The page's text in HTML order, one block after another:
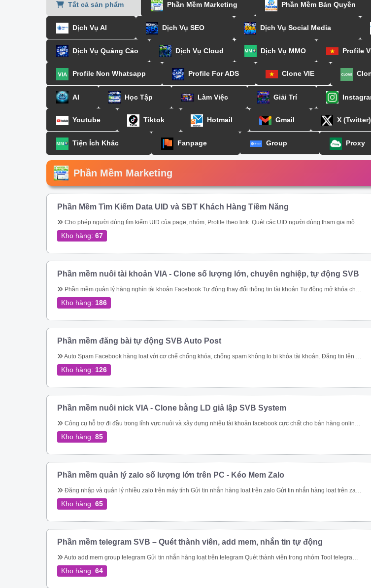
Tất cả sản phẩm Phần Mềm Marketing Phần Mềm Bản Quyền
Dịch Vụ AI Dịch Vụ SEO Dịch Vụ Social Media
Dịch Vụ Quảng Cáo Dịch Vụ Cloud Dịch Vụ MMO Profile
Profile Non Whatsapp Profile For ADS Clone VIE
AI Học Tập Làm Việc Giải Trí
Youtube Tiktok Hotmail Gmail X (Twitter)
Tiện Ích Khác Fanpage Group Proxy
Phần Mềm Marketing
Phần Mềm Tìm Kiếm Data UID và SĐT Khách Hàng Tiềm Năng
Cho phép người dùng tìm kiếm UID của page, nhóm, Profile theo link. Quét các UID người dùng tham gia một nhóm Quét ID bài viết của một nhóm Cho phép quét UID tương tác của một bài viết bất kỳ trong group Thực hiện tìm kiếm nhóm, tên nhóm, thành viên nhóm, trạng thái nhóm theo từ khóa Quét UID của người dùng đã thực hiện tương tác vào các bài viết trong group. Toàn bộ UID tương tác bài viết trên 1 page cộng đồng, page thương hiệu. Các bài viết được quét thường có lượng tương tác khủng. Ngoài đánh giá phản ứng người dùng (like/tym, giận dữ…), công cụ thu thập và phân tích comment khách hàng đưa ra đánh giá toàn diện nhất.
Kho hàng: 67
Phần mềm nuôi tài khoản VIA - Clone số lượng lớn, chuyên nghiệp, tự động SVB
Phần mềm quản lý hàng nghìn tài khoản Facebook Tự động thay đổi thông tin tài khoản Tự động mở khóa checkpoint Tự động seeding bài viết livestream, like page, follow theo uid Xây dựng và copy ảnh nội dung tài khoản đang nuôi theo 1 tài khoản mẫu
Kho hàng: 186
Phần mềm đăng bài tự động SVB Auto Post
Auto Spam Facebook hàng loạt với cơ chế chống khóa, chống spam không lo bị khóa tài khoản. Đăng tin lên group, page, cmt group tự động nhanh chóng Spam inbox theo bạn bè, theo Uid. Giải quyết triệt để bài toán spam của Facebook Tiếp cận khách hàng tiềm năng nhanh chóng Dễ dàng chăm sóc khách hàng, tiết kiệm thời gian hiệu quả Quản lí bài viết dễ dàng, thông minh Nhanh chóng đưa thông tin đến khách hàng trên nhiều kênh như group, fanpage, profile Là giải pháp marketing, quảng cáo, đăng tin bán hàng hoàn toàn tự động và chuyên nghiệp
Kho hàng: 126
Phần mềm nuôi nick VIA - Clone bằng LD giả lập SVB System
Công cụ hỗ trợ đi đầu trong lĩnh vực nuôi và xây dựng nhiêu tài khoản facebook cực chất cho bán hàng online Quản lý nuôi nick tự động 1 nick trên 1 điện thoại ảo riêng biệt Đăng bài, comment tự động lên các hội nhóm Quản lí bạn bè tự động Tự động tham gia nhóm Thiết lập tương tác nick tự động Seeding video livestream bán hàng online Tăng view, tăng mắt xem, comment, chia sẻ livestream Nhắn tin đến khách hàng tiềm năng tự động
Kho hàng: 85
Phần mềm quản lý zalo số lượng lớn trên PC - Kéo Mem Zalo
Đăng nhập và quản lý nhiều zalo trên máy tính Gửi tin nhắn hàng loạt trên zalo Gửi tin nhắn hàng loạt trên zalo theo danh bạ. Gửi tin nhắn zalo hàng loạt theo phân loại trên danh bạ. Gửi tin nhắn zalo hàng loạt, tự động vào các group. Gửi tin nhắn zalo tự động theo thành viên nhóm zalo nhanh chóng. Kết bạn zalo tự động số lượng lớn Phần mềm quản lý zalo còn giúp bạn tiếp cận hàng triệu khách hàng trên nền tảng nhanh chóng. Kết bạn zalo hàng loạt là tính năng giúp bạn thực hiện mục tiêu này. Với tính năng kết bạn zalo này, bạn có thể Kết bạn zalo theo danh sách SĐT có sẵn. Kết bạn zalo hàng loạt theo thành viên nhóm Tăng thành viên nhóm zalo nhanh chóng Mời bạn bè tham gia nhóm zalo theo danh sách bạn bè. Mời bạn bè tham gia nhóm zalo theo số điện thoại có sẵn.
Kho hàng: 65
Phần mềm telegram SVB – Quét thành viên, add mem, nhắn tin tự động
Auto add mem group telegram Gửi tin nhắn hàng loạt trên telegram Quét thành viên trong nhóm Tool telegram join nhóm tự động
Kho hàng: 64